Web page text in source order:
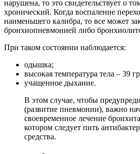
нарушена, то это свидетельствует о
хронический. Когда воспаление
наименьшего калибра, то все может
бронхиопневмонией либо
При таком состоянии наблюдается:
одышка;
высокая температура тела – 39
учащенное дыхание.
В этом случае, чтобы
(развитие пневмонии), важно
своевременное лечение
котором следует пить
средства.